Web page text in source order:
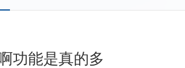
功能是真的多